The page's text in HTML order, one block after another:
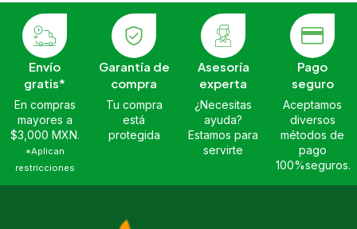
Envío
gratis*
En compras
mayores a
$3,000 MXN.
*Aplican
restricciones
Garantía de
compra
Tu compra
está
protegida
Asesoría
experta
¿Necesitas
ayuda?
Estamos para
servirte
Pago
seguro
Aceptamos
diversos
métodos de
pago
100%seguros.